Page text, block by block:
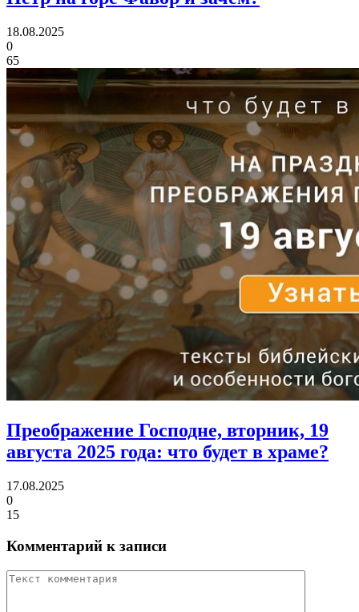
18.08.2025
0
65
Преображение Господне, вторник, 19
августа 2025 года: что будет в храме?
17.08.2025
0
15
Комментарий к записи